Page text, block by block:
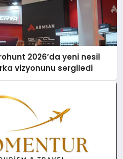
2026’da yeni nesil
vizyonunu sergiledi